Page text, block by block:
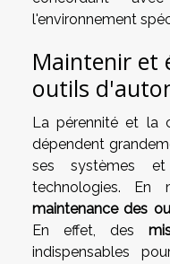
l'environnement
Maintenir et
outils
La pérennité et la
dépendent
ses systèmes
technologies. En
maintenance des
En effet, des
indispensables